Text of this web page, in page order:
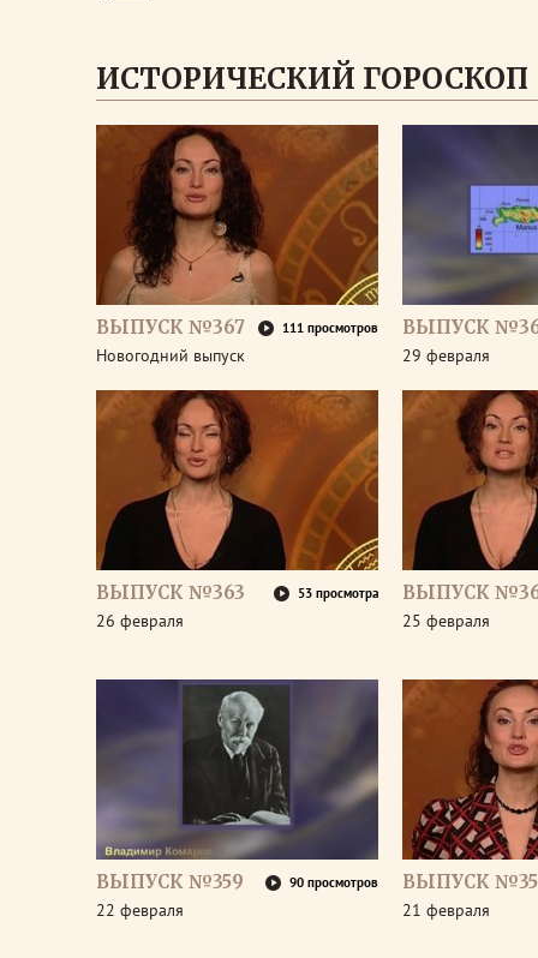
ИСТОРИЧЕСКИЙ ГОРОСКОП
ВЫПУСК №367 111 просмотров
Новогодний выпуск
ВЫПУСК
29 февраля
ВЫПУСК №363 53 просмотра
26 февраля
ВЫПУСК
25 февраля
ВЫПУСК №359 90 просмотров
22 февраля
ВЫПУСК
21 февраля